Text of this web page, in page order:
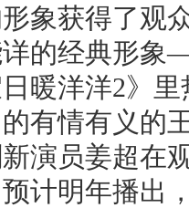
象获得了观
的经典形
暖洋洋2》
有情有义的
演员姜超在
计明年播出